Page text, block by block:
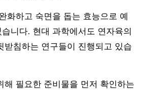
화하고 숙면을 돕는 효능으로 예
니다. 현대 과학에서도 연자육의
받침하는 연구들이 진행되고 있습
해 필요한 준비물을 먼저 확인하는